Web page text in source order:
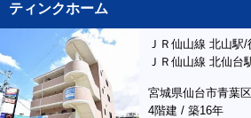
ティンクホーム
ＪＲ仙山線 北山駅/
ＪＲ仙山線 北仙台
宮城県仙台市青葉
4階建 / 築16年